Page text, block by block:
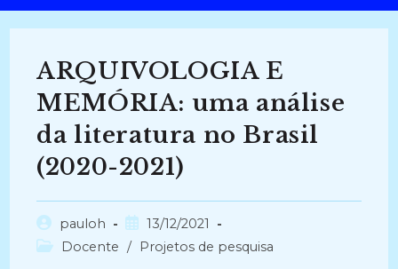
ARQUIVOLOGIA E
MEMÓRIA: uma análise
da literatura no Brasil
(2020-2021)
Autor
do
pauloh
Post
publicado:
13/12/2021
Categoria
Docente / Projetos de pesquisa